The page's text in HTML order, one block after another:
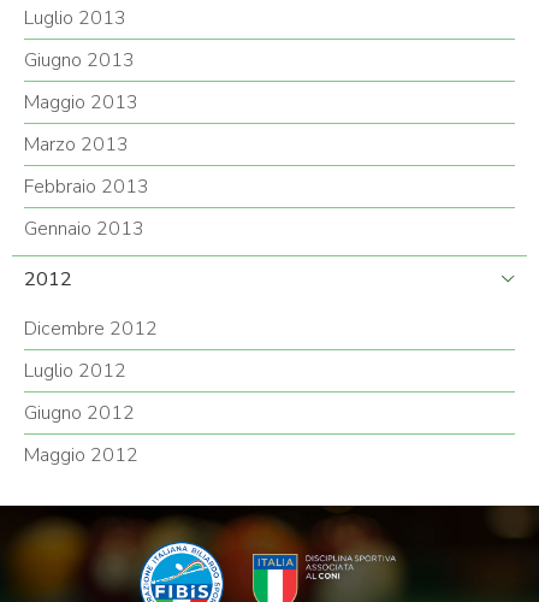
Luglio 2013
Giugno 2013
Maggio 2013
Marzo 2013
Febbraio 2013
Gennaio 2013
2012
Dicembre 2012
Luglio 2012
Giugno 2012
Maggio 2012